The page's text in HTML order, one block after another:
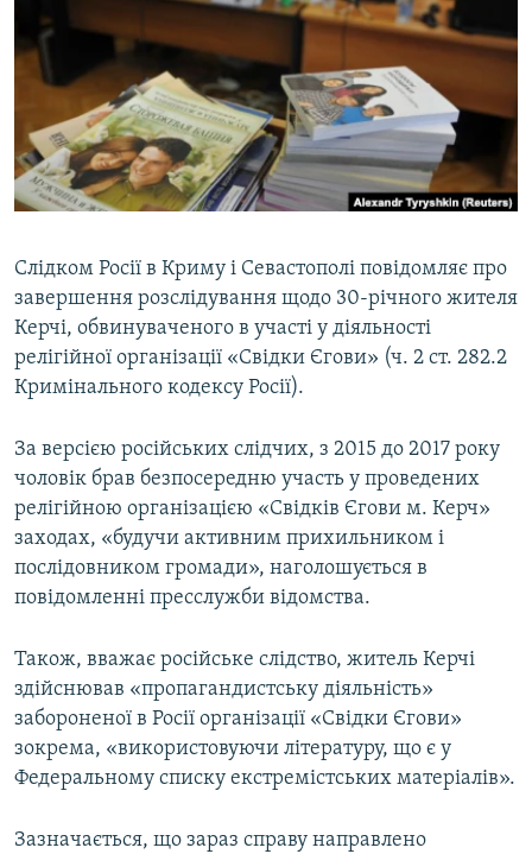
СПЕЦПРОЕКТИ
ДЕПОРТАЦІЯ
ВІДЕОУРОКИ «ELIFBE»
СВІДЧЕННЯ ОКУПАЦІЇ
УКРАЇНСЬКА ПРОБЛЕМА КРИМУ
ЯК ОБІЙТИ БЛОКУВАННЯ
Русский
Qırımtatar
Усі сайти RFE/RL
Слідком Росії в Криму і Севастополі повідомляє про
завершення розслідування щодо 30-річного жителя
Керчі, обвинуваченого в участі у діяльності
релігійної організації «Свідки Єгови» (ч. 2 ст. 282.2
Кримінального кодексу Росії).
За версією російських слідчих, з 2015 до 2017 року
чоловік брав безпосередню участь у проведених
релігійною організацією «Свідків Єгови м. Керч»
заходах, «будучи активним прихильником і
послідовником громади», наголошується в
повідомленні пресслужби відомства.
Також, вважає російське слідство, житель Керчі
здійснював «пропагандистську діяльність»
забороненої в Росії організації «Свідки Єгови»
зокрема, «використовуючи літературу, що є у
Федеральному списку екстремістських матеріалів».
Зазначається, що зараз справу направлено